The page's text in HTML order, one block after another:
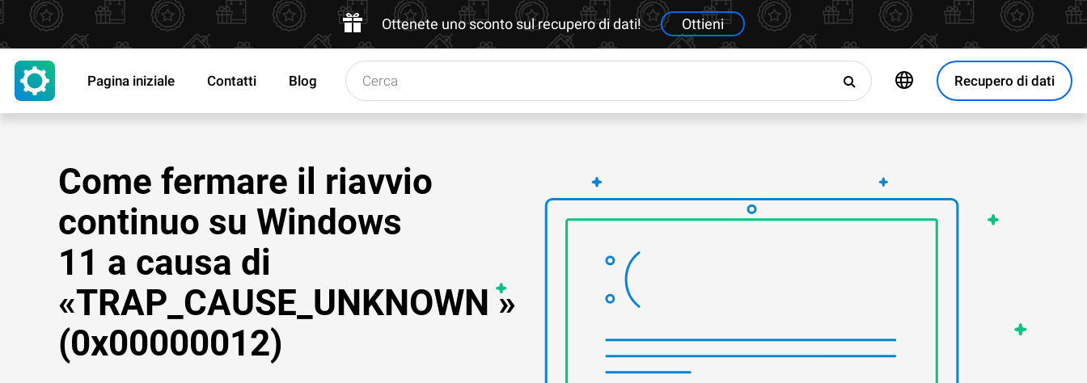
Ottenete uno sconto sul recupero di dati! Ottieni
Recupero di dati
Pagina iniziale Contatti Blog
Come fermare il riavvio
continuo su Windows
11 a causa di
«TRAP_CAUSE_UNKNOWN »
(0x00000012)